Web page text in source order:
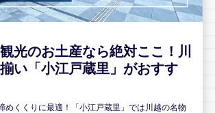
光のお土産なら絶対ここ！川
い「小江戸蔵里」がおすす
めくくりに最適！「小江戸蔵里」では川越の名物